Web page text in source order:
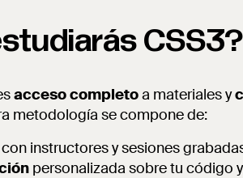
CSS3?
acceso completoa materiales y
metodología se compone de:
con instructores y sesiones
personalizada sobre tu código